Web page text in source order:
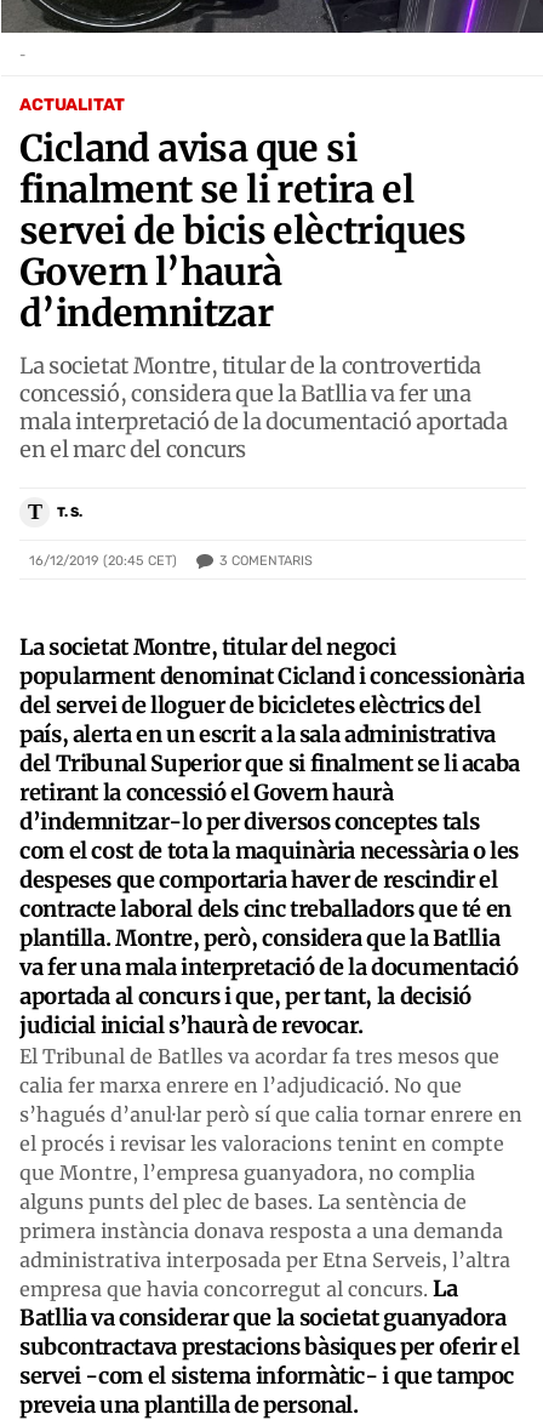
ACTUALITAT
Cicland avisa que si
finalment se li retira el
servei de bicis elèctriques
Govern l’haurà
d’indemnitzar
La societat Montre, titular de la controvertida
concessió, considera que la Batllia va fer una
mala interpretació de la documentació aportada
en el marc del concurs
T T. S.
16/12/2019 (20:45 CET) 3 COMENTARIS
-
La societat Montre, titular del negoci
popularment denominat Cicland i concessionària
del servei de lloguer de bicicletes elèctrics del
país, alerta en un escrit a la sala administrativa
del Tribunal Superior que si finalment se li acaba
retirant la concessió el Govern haurà
d’indemnitzar-lo per diversos conceptes tals
com el cost de tota la maquinària necessària o les
despeses que comportaria haver de rescindir el
contracte laboral dels cinc treballadors que té en
plantilla. Montre, però, considera que la Batllia
va fer una mala interpretació de la documentació
aportada al concurs i que, per tant, la decisió
judicial inicial s’haurà de revocar.
El Tribunal de Batlles va acordar fa tres mesos que
calia fer marxa enrere en l’adjudicació. No que
s’hagués d’anul·lar però sí que calia tornar enrere en
el procés i revisar les valoracions tenint en compte
que Montre, l’empresa guanyadora, no complia
alguns punts del plec de bases. La sentència de
primera instància donava resposta a una demanda
administrativa interposada per Etna Serveis, l’altra
empresa que havia concorregut al concurs. La
Batllia va considerar que la societat guanyadora
subcontractava prestacions bàsiques per oferir el
servei -com el sistema informàtic- i que tampoc
preveia una plantilla de personal.